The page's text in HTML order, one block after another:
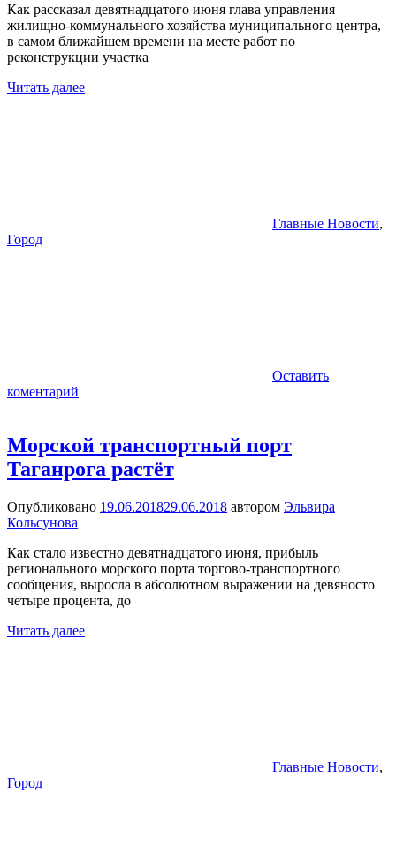
Как рассказал девятнадцатого июня глава управления
жилищно-коммунального хозяйства муниципального центра,
в самом ближайшем времени на месте работ по
реконструкции участка
Читать далее
Главные Новости,
Город
Оставить
коментарий
Морской транспортный порт
Таганрога растёт
Опубликовано 19.06.201829.06.2018 автором Эльвира
Кольсунова
Как стало известно девятнадцатого июня, прибыль
регионального морского порта торгово-транспортного
сообщения, выросла в абсолютном выражении на девяносто
четыре процента, до
Читать далее
Главные Новости,
Город